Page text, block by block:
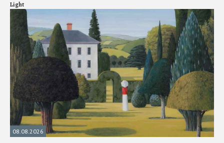
Light
08.08.2026